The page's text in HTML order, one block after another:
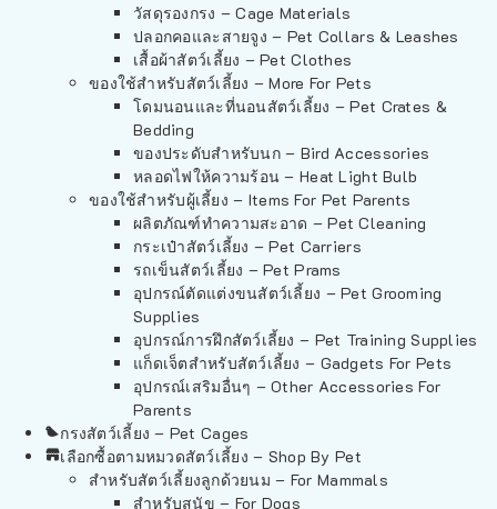
วัสดุรองกรง – Cage Materials
ปลอกคอและสายจูง – Pet Collars & Leashes
เสื้อผ้าสัตว์เลี้ยง – Pet Clothes
ของใช้สำหรับสัตว์เลี้ยง – More For Pets
โดมนอนและที่นอนสัตว์เลี้ยง – Pet Crates &
Bedding
ของประดับสำหรับนก – Bird Accessories
หลอดไฟให้ความร้อน – Heat Light Bulb
ของใช้สำหรับผู้เลี้ยง – Items For Pet Parents
ผลิตภัณฑ์ทำความสะอาด – Pet Cleaning
กระเป๋าสัตว์เลี้ยง – Pet Carriers
รถเข็นสัตว์เลี้ยง – Pet Prams
อุปกรณ์ตัดแต่งขนสัตว์เลี้ยง – Pet Grooming
Supplies
อุปกรณ์การฝึกสัตว์เลี้ยง – Pet Training Supplies
แก็ดเจ็ตสำหรับสัตว์เลี้ยง – Gadgets For Pets
อุปกรณ์เสริมอื่นๆ – Other Accessories For
Parents
กรงสัตว์เลี้ยง – Pet Cages
เลือกซื้อตามหมวดสัตว์เลี้ยง – Shop By Pet
สำหรับสัตว์เลี้ยงลูกด้วยนม – For Mammals
สำหรับสุนัข – For Dogs